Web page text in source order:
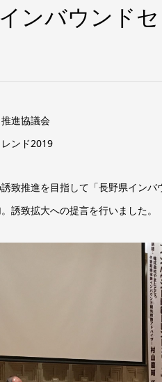
ンバウンド
進協議会
ンド2019
致推進を目指して「長野県イン
誘致拡大への提言を行いました。